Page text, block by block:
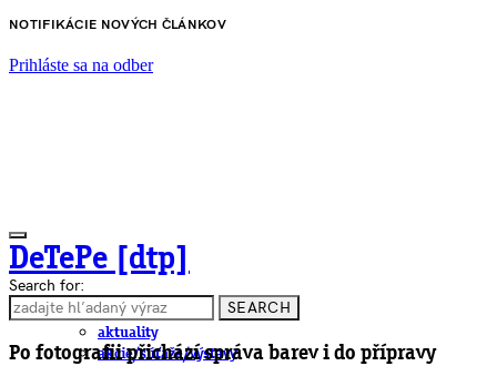
NOTIFIKÁCIE NOVÝCH ČLÁNKOV
Prihláste sa na odber
DeTePe [dtp]
ČLÁNKY
aktuality
akcie/súťaže/výstavy
Search for:
SEARCH
Po fotografii přichází správa barev i do přípravy